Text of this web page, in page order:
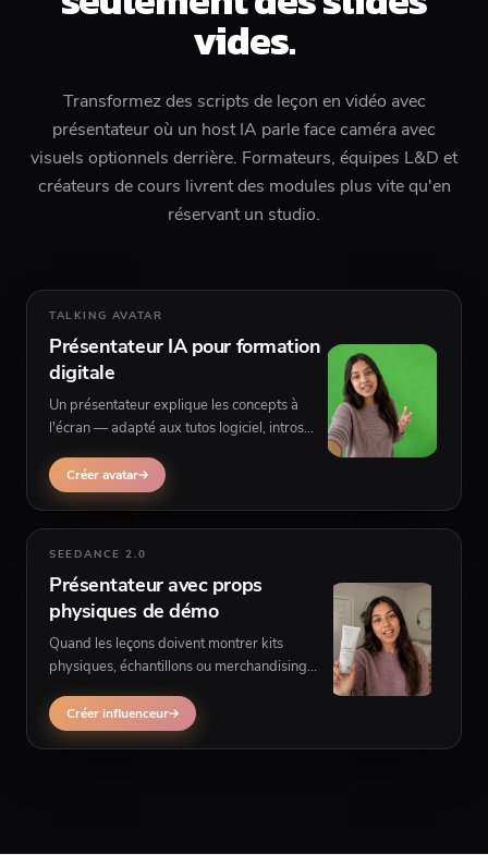
vides.
Transformez des scripts de leçon en vidéo avec
présentateur où un host IA parle face caméra avec
visuels optionnels derrière. Formateurs, équipes L&D et
créateurs de cours livrent des modules plus vite qu'en
réservant un studio.
TALKING AVATAR
Présentateur IA pour formation
digitale
Un présentateur explique les concepts à
l'écran — adapté aux tutos logiciel, intros
avec B-roll ou séquences UI derrière le host.
Créer avatar
SEEDANCE 2.0
Présentateur avec props
physiques de démo
Quand les leçons doivent montrer kits
physiques, échantillons ou merchandising
plusieurs scènes, la vidéo multiscène
influenceur peut mieux convenir.
Créer influenceur